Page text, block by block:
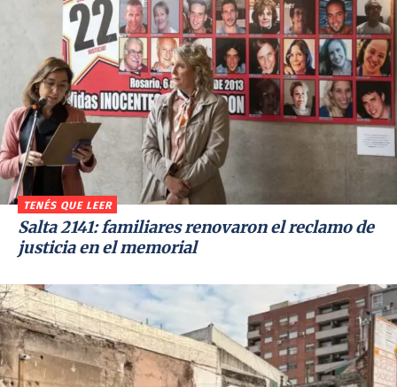
TENÉS QUE LEER
Salta 2141: familiares renovaron el reclamo de
justicia en el memorial